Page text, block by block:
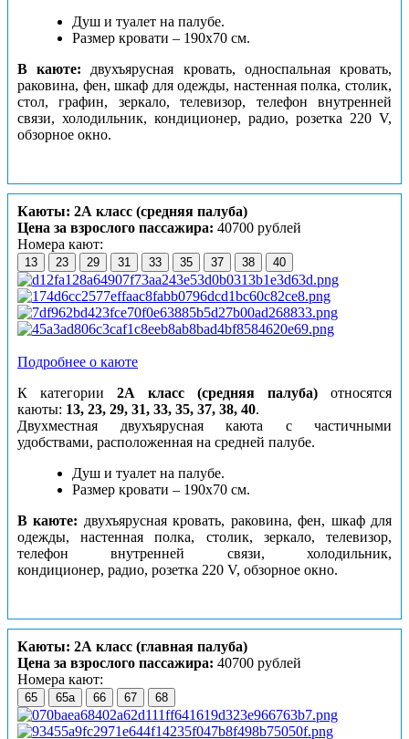
Душ и туалет на палубе.
Размер кровати – 190х70 см.
В каюте: двухъярусная кровать, односпальная кровать,
раковина, фен, шкаф для одежды, настенная полка, столик,
стол, графин, зеркало, телевизор, телефон внутренней
связи, холодильник, кондиционер, радио, розетка 220 V,
обзорное окно.
Каюты: 2А класс (средняя палуба)
Цена за взрослого пассажира: 40700 рублей
Номера кают:
13 23 29 31 33 35 37 38 40
Подробнее о каюте
К категории 2А класс (средняя палуба) относятся
каюты: 13, 23, 29, 31, 33, 35, 37, 38, 40.
Двухместная двухъярусная каюта с частичными
удобствами, расположенная на средней палубе.
Душ и туалет на палубе.
Размер кровати – 190х70 см.
В каюте: двухъярусная кровать, раковина, фен, шкаф для
одежды, настенная полка, столик, зеркало, телевизор,
телефон внутренней связи, холодильник,
кондиционер, радио, розетка 220 V, обзорное окно.
Каюты: 2А класс (главная палуба)
Цена за взрослого пассажира: 40700 рублей
Номера кают:
65 65а 66 67 68